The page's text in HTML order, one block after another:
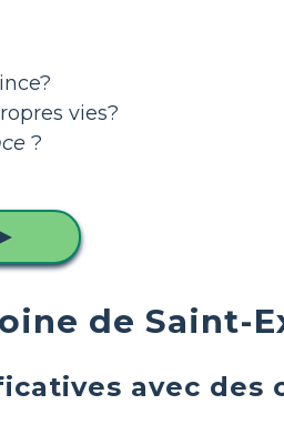
vies?
?
de Saint-
avec des